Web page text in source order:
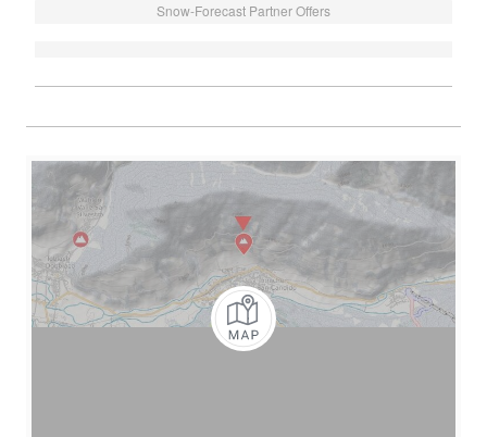
Snow-Forecast Partner Offers